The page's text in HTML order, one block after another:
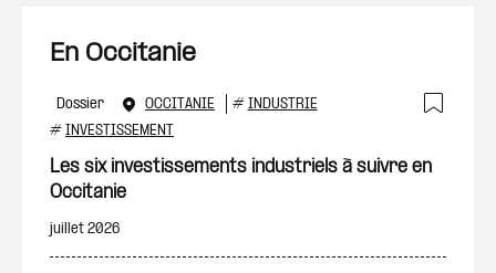
En Occitanie
Dossier OCCITANIE # INDUSTRIE
# INVESTISSEMENT
Les six investissements industriels à suivre en
Occitanie
juillet 2026